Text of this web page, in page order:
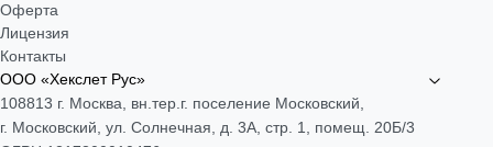
Оферта
Лицензия
Контакты
ООО «Хекслет Рус»
108813 г. Москва, вн.тер.г. поселение Московский,
г. Московский, ул. Солнечная, д. 3А, стр. 1, помещ. 20Б/3